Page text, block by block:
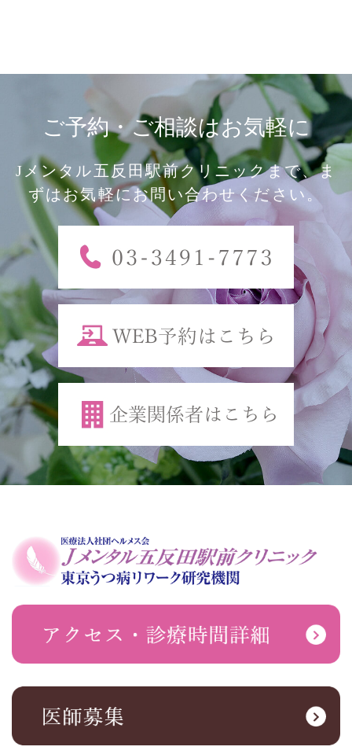
ご予約・ご相談はお気軽に
Jメンタル五反田駅前クリニックまで、ま
ずはお気軽にお問い合わせください。